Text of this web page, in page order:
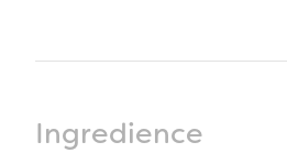
Ingredience